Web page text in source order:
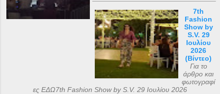
7th
Fashion
Show by
S.V. 29
Ιουλίου
2026
(Βίντεο)
Για το
άρθρο και
φωτογραφί
ες ΕΔΩ7th Fashion Show by S.V. 29 Ιουλίου 2026